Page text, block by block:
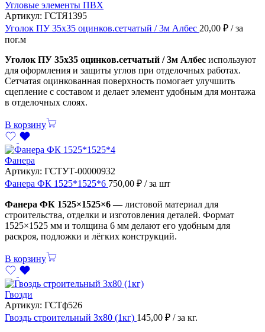
Угловые элементы ПВХ
Артикул: ГСТЯ1395
Уголок ПУ 35х35 оцинков.сетчатый / 3м Албес 20,00 ₽ / за
пог.м
Уголок ПУ 35х35 оцинков.сетчатый / 3м Албес используют
для оформления и защиты углов при отделочных работах.
Сетчатая оцинкованная поверхность помогает улучшить
сцепление с составом и делает элемент удобным для монтажа
в отделочных слоях.
В корзину
Фанера
Артикул: ГСТУТ-00000932
Фанера ФК 1525*1525*6 750,00 ₽ / за шт
Фанера ФК 1525×1525×6 — листовой материал для
строительства, отделки и изготовления деталей. Формат
1525×1525 мм и толщина 6 мм делают его удобным для
раскроя, подложки и лёгких конструкций.
В корзину
Гвозди
Артикул: ГСТф526
Гвоздь строительный 3х80 (1кг) 145,00 ₽ / за кг.